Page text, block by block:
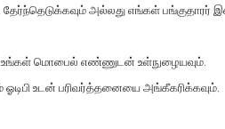
அல்லது எங்கள்
உங்கள் மொபைல் எண்ணுடன் உள்நுழையவும்.
உடன் பரிவர்த்தனையை அங்கீகரிக்கவும்.